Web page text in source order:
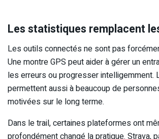
Les statistiques remplacent
Les outils connectés ne sont pas
Une montre GPS peut aider à gérer un
les erreurs ou progresser intelligemment.
permettent aussi à beaucoup de
motivées sur le long terme.
Dans le trail, certaines plateformes ont
profondément changé la pratique. Strava,